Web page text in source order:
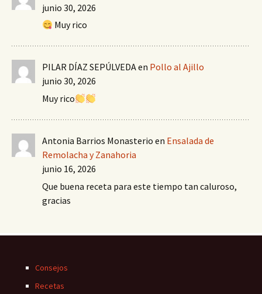
junio 30, 2026
Muy rico
PILAR DÍAZ SEPÚLVEDAen Pollo al Ajillo
junio 30, 2026
Muy rico
Antonia Barrios Monasterio en Ensalada de
Remolacha y Zanahoria
junio 16, 2026
Que buena receta para este tiempo tan caluroso,
gracias
Consejos
Recetas